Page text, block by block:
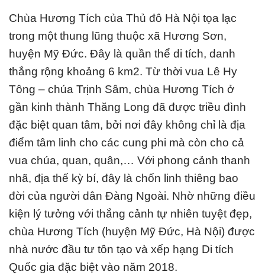
Chùa Hương Tích của Thủ đô Hà Nội tọa lạc
trong một thung lũng thuộc xã Hương Sơn,
huyện Mỹ Đức. Đây là quần thể di tích, danh
thắng rộng khoảng 6 km2. Từ thời vua Lê Hy
Tông – chúa Trịnh Sâm, chùa Hương Tích ở
gần kinh thành Thăng Long đã được triều đình
đặc biệt quan tâm, bởi nơi đây không chỉ là địa
điểm tâm linh cho các cung phi mà còn cho cả
vua chúa, quan, quân,… Với phong cảnh thanh
nhã, địa thế kỳ bí, đây là chốn linh thiêng bao
đời của người dân Đàng Ngoài. Nhờ những điều
kiện lý tưởng với thắng cảnh tự nhiên tuyệt đẹp,
chùa Hương Tích (huyện Mỹ Đức, Hà Nội) được
nhà nước đầu tư tôn tạo và xếp hạng Di tích
Quốc gia đặc biệt vào năm 2018.